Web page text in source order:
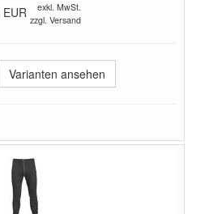
EUR
exkl. MwSt.
zzgl. Versand
Varianten ansehen